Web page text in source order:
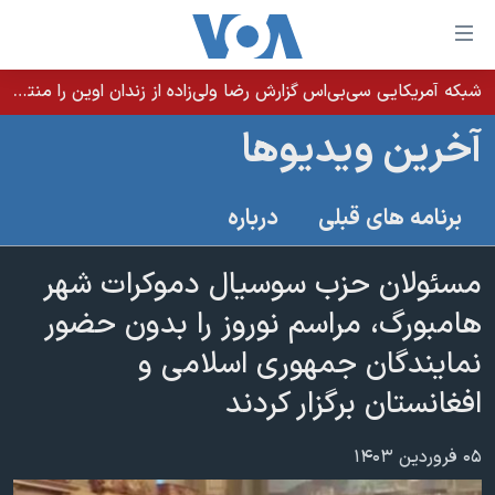
لینکهای
قابل
دسترسی
جهش
اصلی
جهش
به
صفحه
اصلی
جهش
به
خانه
نسخه سبک وب‌سایت
آمریکا
جهان
ورزشی
گزیده‌ها
ویدیوها
برنامه های تلویزیونی
جدول برنامه ها
صفحه‌های ویژه
جام جهانی ۲۰۲۶
عملیات خشم حماسی
بایگانی برنامه‌های تلویزیونی
فرکانس‌های صدای آمریکا
پخش رادیویی
یادگیری زبان انگلیسی
شبکه آمریکایی سی‌بی‌‌اس گزارش رضا ولی‌زاده از زندان اوین را منتشر کرد؛ کامران حکمتی پیش از آغاز شیمی‌درمانی به زندان بازگردانده شد
آخرین ویدیوها
برنامه های قبلی درباره
مسئولان حزب سوسیال دموکرات شهر
هامبورگ، مراسم نوروز را بدون حضور
نمایندگان جمهوری اسلامی و
افغانستان برگزار کردند
۰۵ فروردین ۱۴۰۳